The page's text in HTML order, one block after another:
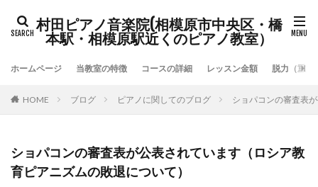
村田ピアノ音楽院(相模原市中央区・橋
本駅・相模原駅近くのピアノ教室）
ホームページ 当教室の特徴 コースの詳細 レッスン金額 脱力（重力
HOME ブログ ピアノに関してのブログ ショパコンの審査表
ショパコンの審査表が公表されています（ロシア教
育ピアニズムの敗退について）